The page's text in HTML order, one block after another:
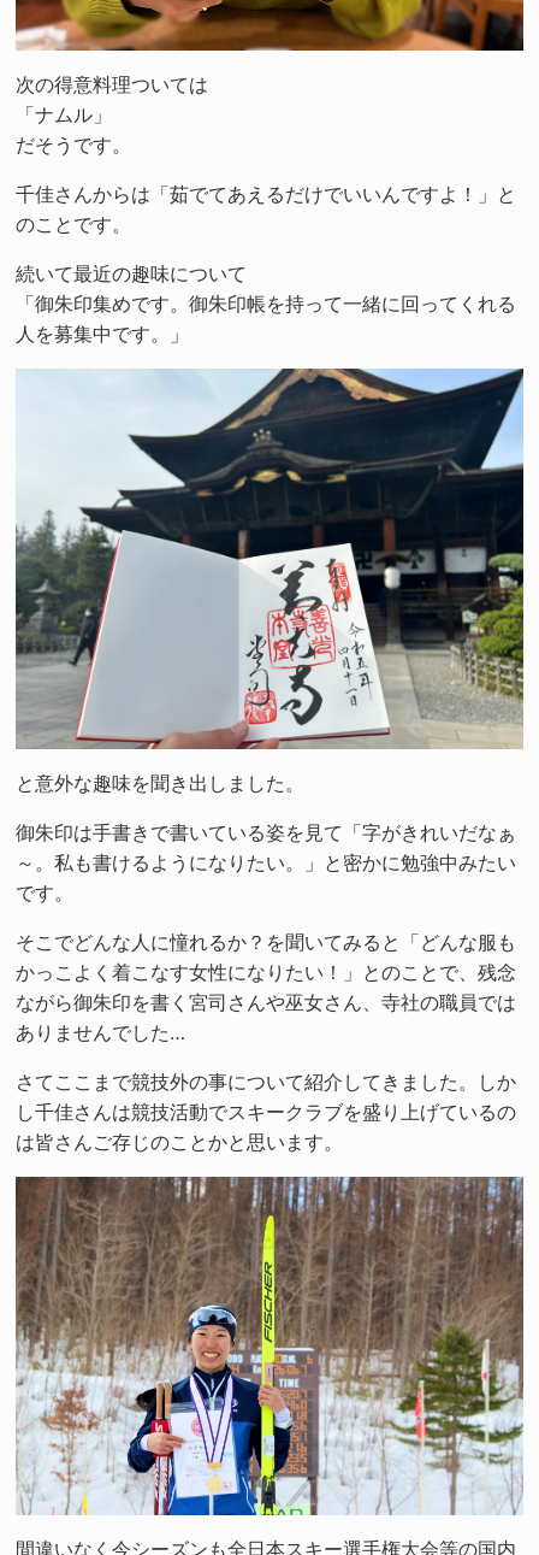
次の得意料理ついては
「ナムル」
だそうです。
千佳さんからは「茹でてあえるだけでいいんですよ！」と
のことです。
続いて最近の趣味について
「御朱印集めです。御朱印帳を持って一緒に回ってくれる
人を募集中です。」
と意外な趣味を聞き出しました。
御朱印は手書きで書いている姿を見て「字がきれいだなぁ
～。私も書けるようになりたい。」と密かに勉強中みたい
です。
そこでどんな人に憧れるか？を聞いてみると「どんな服も
かっこよく着こなす女性になりたい！」とのことで、残念
ながら御朱印を書く宮司さんや巫女さん、寺社の職員では
ありませんでした…
さてここまで競技外の事について紹介してきました。しか
し千佳さんは競技活動でスキークラブを盛り上げているの
は皆さんご存じのことかと思います。
間違いなく今シーズンも全日本スキー選手権大会等の国内